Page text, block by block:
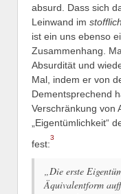
absurd. Dass sich
Leinwand im
ist ein uns ebenso
Zusammenhang.
Absurdität und
Mal, indem er von
Dementsprechend
Verschränkung von
„Eigentümlichkeit“
fest:
3
„Die erste
Äquivalentform